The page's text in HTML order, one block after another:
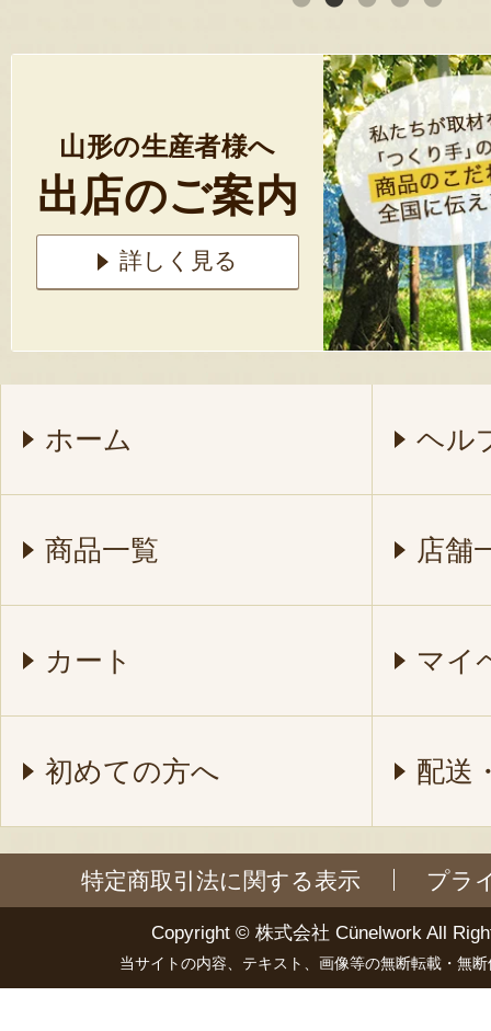
山形の生産者様へ
出店のご案内
詳しく見る
ホーム ヘル
商品一覧 店舗
カート マイ
初めての方へ 配送
特定商取引法に関する表示 プラ
Copyright © 株式会社 Cünelwork All
当サイトの内容、テキスト、画像等の無断転載・無